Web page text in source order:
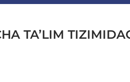
TA’LIM